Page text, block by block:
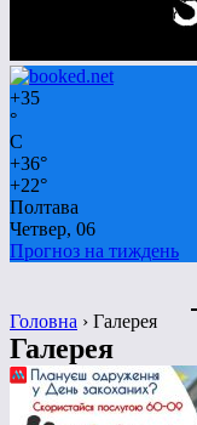
+35
°
C
+36°
+22°
Полтава
Четвер, 06
Прогноз на тиждень
Головна › Галерея
Галерея